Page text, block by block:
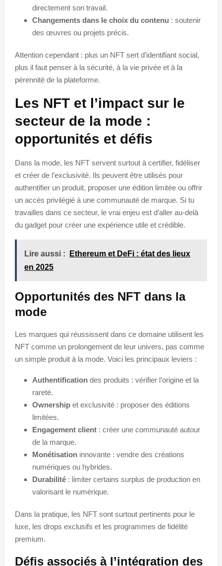
directement son travail.
Changements dans le choix du contenu : soutenir
des œuvres ou projets précis.
Attention cependant : plus un NFT sert d’identifiant social,
plus il faut penser à la sécurité, à la vie privée et à la
pérennité de la plateforme.
Les NFT et l’impact sur le
secteur de la mode :
opportunités et défis
Dans la mode, les NFT servent surtout à certifier, fidéliser
et créer de l’exclusivité. Ils peuvent être utilisés pour
authentifier un produit, proposer une édition limitée ou offrir
un accès privilégié à une communauté de marque. Si tu
travailles dans ce secteur, le vrai enjeu est d’aller au-delà
du gadget pour créer une expérience utile et crédible.
Lire aussi :
Ethereum et DeFi : état des lieux
en 2025
Opportunités des NFT dans la
mode
Les marques qui réussissent dans ce domaine utilisent les
NFT comme un prolongement de leur univers, pas comme
un simple produit à la mode. Voici les principaux leviers :
Authentification des produits : vérifier l’origine et la
rareté.
Ownership et exclusivité : proposer des éditions
limitées.
Engagement client : créer une communauté autour
de la marque.
Monétisation innovante : vendre des créations
numériques ou hybrides.
Durabilité : limiter certains surplus de production en
valorisant le numérique.
Dans la pratique, les NFT sont surtout pertinents pour le
luxe, les drops exclusifs et les programmes de fidélité
premium.
Défis associés à l’intégration des